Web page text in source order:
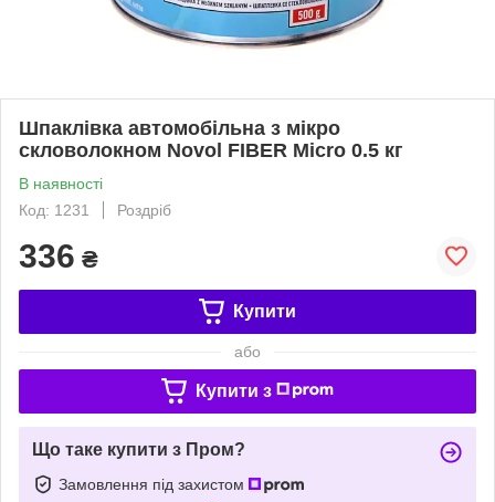
Шпаклівка автомобільна з мікро
скловолокном Novol FIBER Micro 0.5 кг
В наявності
Код: 1231
Роздріб
336 ₴
Купити
або
Купити з
Що таке купити з Пром?
Замовлення під захистом